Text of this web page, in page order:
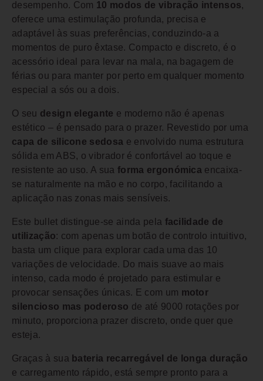
desempenho. Com 10 modos de vibração intensos,
oferece uma estimulação profunda, precisa e
adaptável às suas preferências, conduzindo-a a
momentos de puro êxtase. Compacto e discreto, é o
acessório ideal para levar na mala, na bagagem de
férias ou para manter por perto em qualquer momento
especial a sós ou a dois.
O seu design elegante e moderno não é apenas
estético – é pensado para o prazer. Revestido por uma
capa de silicone sedosa e envolvido numa estrutura
sólida em ABS, o vibrador é confortável ao toque e
resistente ao uso. A suaforma ergonómica encaixa-
se naturalmente na mão e no corpo, facilitando a
aplicação nas zonas mais sensíveis.
Este bullet distingue-se ainda pela facilidade de
utilização: com apenas um botão de controlo intuitivo,
basta um clique para explorar cada uma das 10
variações de velocidade. Do mais suave ao mais
intenso, cada modo é projetado para estimular e
provocar sensações únicas. E com um motor
silencioso mas poderoso de até 9000 rotações por
minuto, proporciona prazer discreto, onde quer que
esteja.
Graças à sua bateria recarregável de longa duração
e carregamento rápido, está sempre pronto para a